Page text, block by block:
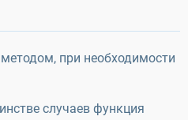
при необходимости
случаев функция